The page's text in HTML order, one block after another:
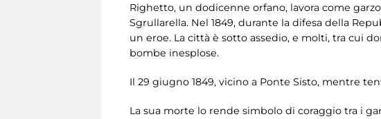
Righetto, un dodicenne orfano, lavora come
Sgrullarella. Nel 1849, durante la difesa della
un eroe. La città è sotto assedio, e molti, tra cui
bombe inesplose.
Il 29 giugno 1849, vicino a Ponte Sisto, mentre
La sua morte lo rende simbolo di coraggio tra i